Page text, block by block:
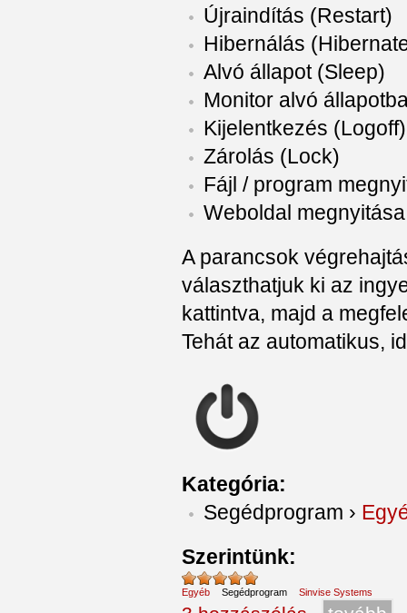
Újraindítás (Restart)
Hibernálás
Alvó állapot (Sleep)
Monitor alvó
Kijelentkezés (Logoff)
Zárolás (Lock)
Fájl / program
Weboldal
A parancsok
választhatjuk ki az
kattintva, majd a
Tehát az automatikus,
Kategória:
Segédprogram ›
Szerintünk:
Egyéb Segédprogram Sinvise Systems